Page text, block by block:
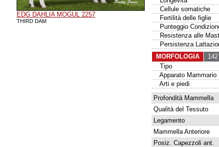
EDG DAHLIA MOGUL 2257
THIRD DAM
Cellule somatiche
Fertilità delle figlie
Punteggio
Resistenza alle
Persistenza
MORFOLOGIA
Tipo
Apparato Mammario
Arti e piedi
Profondità Mammella
Qualità del Tessuto
Legamento
Mammella Anteriore
Posiz. Capezzoli ant.